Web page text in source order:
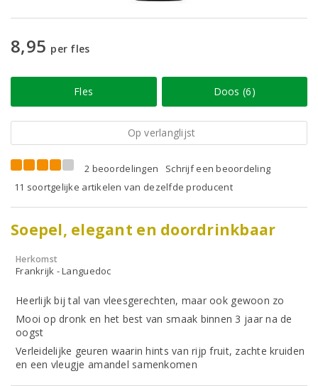
8,95 per fles
Fles Doos (6)
Op verlanglijst
2 beoordelingen
Schrijf een beoordeling
11 soortgelijke artikelen van dezelfde producent
Soepel, elegant en doordrinkbaar
Herkomst
Frankrijk - Languedoc
Heerlijk bij tal van vleesgerechten, maar ook gewoon zo
Mooi op dronk en het best van smaak binnen 3 jaar na de
oogst
Verleidelijke geuren waarin hints van rijp fruit, zachte kruiden
en een vleugje amandel samenkomen